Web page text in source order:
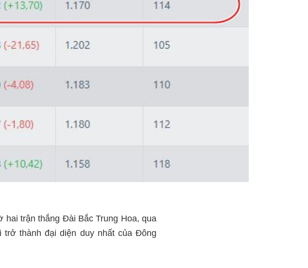
hai trận thắng Đài Bắc Trung Hoa, qua
thành đại diện duy nhất của Đông